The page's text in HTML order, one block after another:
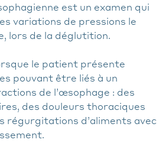
est un examen qui
variations de pressions le
lors de la déglutition.
le patient présente
pouvant être liés à un
de l’œsophage : des
des douleurs thoraciques
régurgitations d’aliments avec